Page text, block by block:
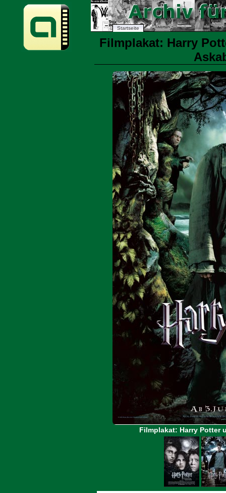
Startseite
Filmplakat: Harry
Filmplakat: Harry Potter